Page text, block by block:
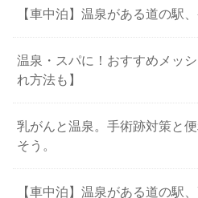
【車中泊】温泉がある道の駅
温泉・スパに！おすすめメッ
れ方法も】
乳がんと温泉。手術跡対策と
そう。
【車中泊】温泉がある道の駅